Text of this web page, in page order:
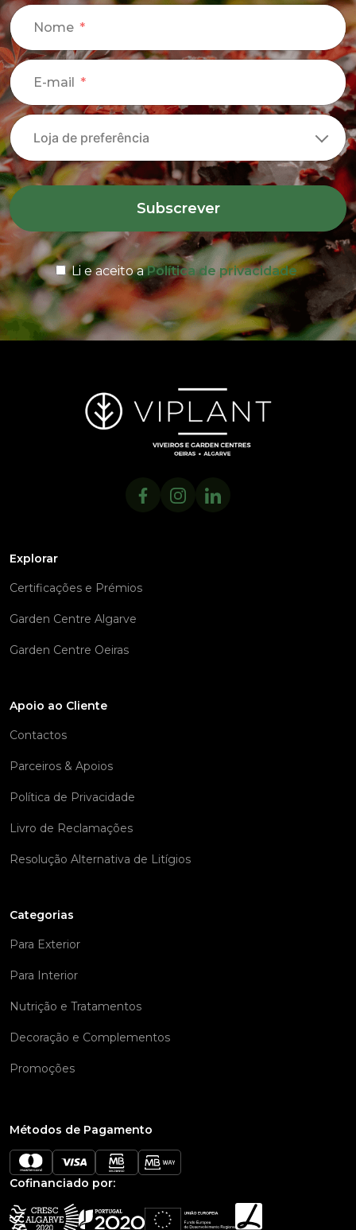
Nome
E-mail
Subscrever
Li e aceito aPolítica de privacidade
Explorar
Certificações e Prémios
Garden Centre Algarve
Garden Centre Oeiras
Apoio ao Cliente
Contactos
Parceiros & Apoios
Política de Privacidade
Livro de Reclamações
Resolução Alternativa de Litígios
Categorias
Para Exterior
Para Interior
Nutrição e Tratamentos
Decoração e Complementos
Promoções
Métodos de Pagamento
Cofinanciado por: